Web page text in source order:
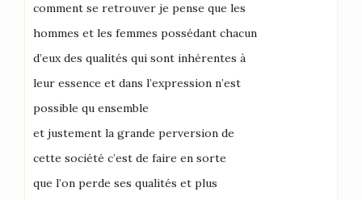
comment se retrouver je pense que les
hommes et les femmes possédant chacun
d’eux des qualités qui sont inhérentes à
leur essence et dans l’expression n’est
possible qu ensemble
et justement la grande perversion de
cette société c’est de faire en sorte
que l’on perde ses qualités et plus